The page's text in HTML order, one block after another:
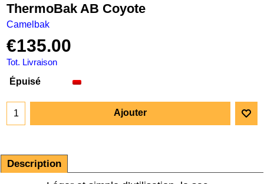
ThermoBak AB Coyote
Camelbak
€135.00
Tot. Livraison
Épuisé
Ajouter
Description